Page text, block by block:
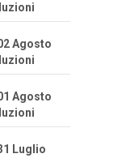
Agosto
Agosto
Luglio